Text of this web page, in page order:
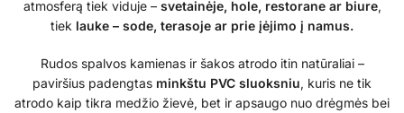
atmosferą tiek viduje – svetainėje, hole, restorane ar biure,
tiek lauke – sode, terasoje ar prie įėjimo į namus.
Rudos spalvos kamienas ir šakos atrodo itin natūraliai –
paviršius padengtas minkštu PVC sluoksniu, kuris ne tik
atrodo kaip tikra medžio žievė, bet ir apsaugo nuo drėgmės bei